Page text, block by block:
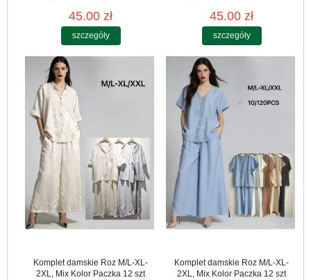
45.00 zł
szczegóły
45.00 zł
szczegóły
Komplet damskie Roz M/L-XL-
2XL, Mix Kolor Paczka 12 szt
Komplet damskie Roz M/L-XL-
2XL, Mix Kolor Paczka 12 szt